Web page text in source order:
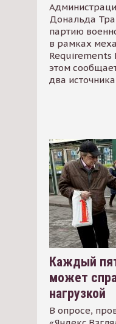
Дональда
партию
в рамках
Requirements
этом
два
Каждый
может
нагрузкой
В опросе,